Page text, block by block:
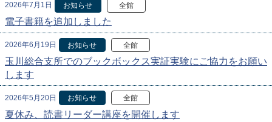
2026年7月1日 お知らせ 全館
電子書籍を追加しました
2026年6月19日 お知らせ 全館
玉川総合支所でのブックボックス実証実験にご協力をお願い
します
2026年5月20日 お知らせ 全館
夏休み、読書リーダー講座を開催します